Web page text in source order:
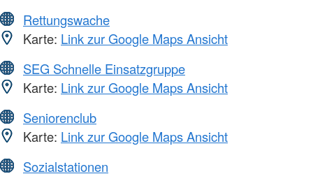
Rettungswache
Karte: Link zur Google Maps Ansicht
SEG Schnelle Einsatzgruppe
Karte: Link zur Google Maps Ansicht
Seniorenclub
Karte: Link zur Google Maps Ansicht
Sozialstationen